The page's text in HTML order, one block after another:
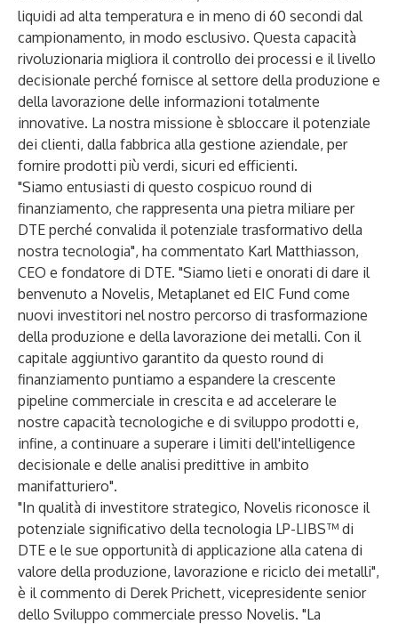
liquidi ad alta temperatura e in meno di 60 secondi dal
campionamento, in modo esclusivo. Questa capacità
rivoluzionaria migliora il controllo dei processi e il livello
decisionale perché fornisce al settore della produzione e
della lavorazione delle informazioni totalmente
innovative. La nostra missione è sbloccare il potenziale
dei clienti, dalla fabbrica alla gestione aziendale, per
fornire prodotti più verdi, sicuri ed efficienti.
"Siamo entusiasti di questo cospicuo round di
finanziamento, che rappresenta una pietra miliare per
DTE perché convalida il potenziale trasformativo della
nostra tecnologia", ha commentato Karl Matthiasson,
CEO e fondatore di DTE. "Siamo lieti e onorati di dare il
benvenuto a Novelis, Metaplanet ed EIC Fund come
nuovi investitori nel nostro percorso di trasformazione
della produzione e della lavorazione dei metalli. Con il
capitale aggiuntivo garantito da questo round di
finanziamento puntiamo a espandere la crescente
pipeline commerciale in crescita e ad accelerare le
nostre capacità tecnologiche e di sviluppo prodotti e,
infine, a continuare a superare i limiti dell'intelligence
decisionale e delle analisi predittive in ambito
manifatturiero".
"In qualità di investitore strategico, Novelis riconosce il
potenziale significativo della tecnologia LP-LIBS™ di
DTE e le sue opportunità di applicazione alla catena di
valore della produzione, lavorazione e riciclo dei metalli",
è il commento di Derek Prichett, vicepresidente senior
dello Sviluppo commerciale presso Novelis. "La